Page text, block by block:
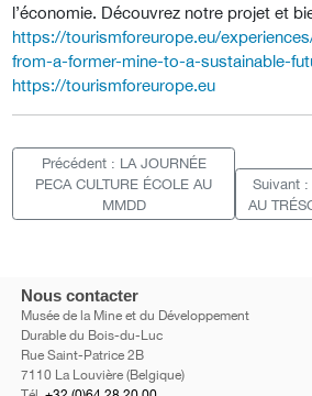
l’économie. Découvrez notre projet et
https://tourismforeurope.eu/
from-a-former-mine-to-a-sustainable-
https://tourismforeurope.eu
Précédent : LA JOURNÉE
PECA CULTURE ÉCOLE AU
MMDD
Suivant :
AU
Nous contacter
Musée de la Mine et du Développement
Durable du Bois-du-Luc
Rue Saint-Patrice 2B
7110 La Louvière (Belgique)